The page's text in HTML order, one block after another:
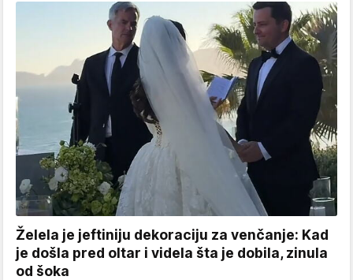
Želela je jeftiniju dekoraciju za venčanje: Kad
je došla pred oltar i videla šta je dobila, zinula
od šoka